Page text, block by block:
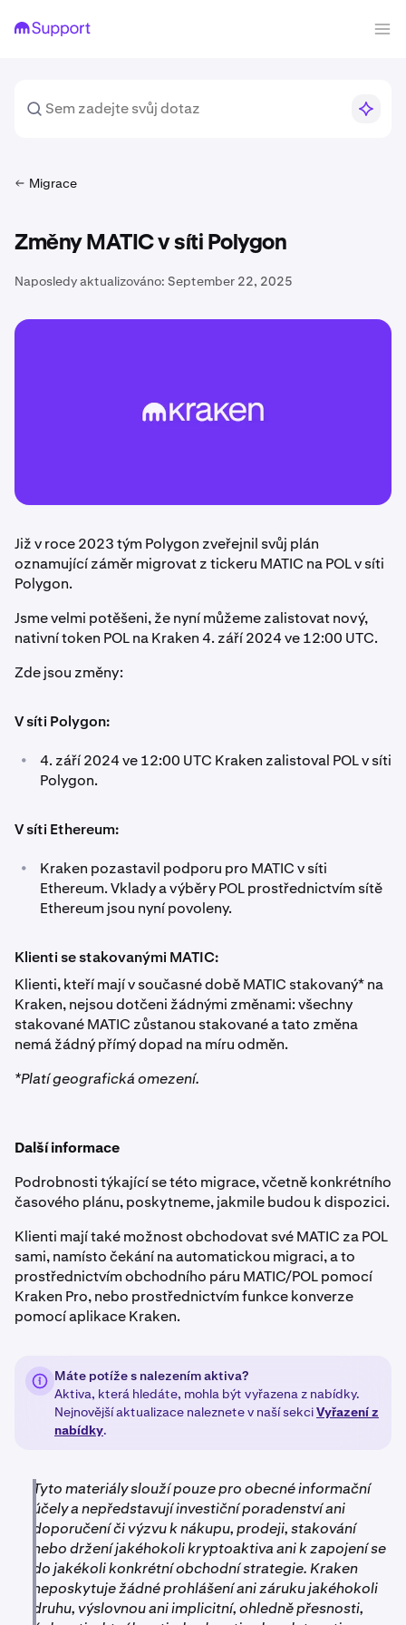
Migrace
Změny MATIC v síti Polygon
Naposledy aktualizováno: September 22, 2025
Již v roce 2023 tým Polygon zveřejnil svůj plán
oznamující záměr migrovat z tickeru MATIC na POL v síti
Polygon.
Jsme velmi potěšeni, že nyní můžeme zalistovat nový,
nativní token POL na Kraken 4. září 2024 ve 12:00 UTC.
Zde jsou změny:
V síti Polygon:
•
4. září 2024 ve 12:00 UTC Kraken zalistoval POL v síti
Polygon.
V síti Ethereum:
•
Kraken pozastavil podporu pro MATIC v síti
Ethereum. Vklady a výběry POL prostřednictvím sítě
Ethereum jsou nyní povoleny.
Klienti se stakovanými MATIC:
Klienti, kteří mají v současné době MATIC stakovaný* na
Kraken, nejsou dotčeni žádnými změnami: všechny
stakované MATIC zůstanou stakované a tato změna
nemá žádný přímý dopad na míru odměn.
*Platí geografická omezení.
Další informace
Podrobnosti týkající se této migrace, včetně konkrétního
časového plánu, poskytneme, jakmile budou k dispozici.
Klienti mají také možnost obchodovat své MATIC za POL
sami, namísto čekání na automatickou migraci, a to
prostřednictvím obchodního páru MATIC/POL pomocí
Kraken Pro, nebo prostřednictvím funkce konverze
pomocí aplikace Kraken.
Máte potíže s nalezením aktiva?
Aktiva, která hledáte, mohla být vyřazena z nabídky.
Nejnovější aktualizace naleznete v naší sekciVyřazení z
nabídky.
Tyto materiály slouží pouze pro obecné informační
účely a nepředstavují investiční poradenství ani
doporučení či výzvu k nákupu, prodeji, stakování
nebo držení jakéhokoli kryptoaktiva ani k zapojení se
do jakékoli konkrétní obchodní strategie. Kraken
neposkytuje žádné prohlášení ani záruku jakéhokoli
druhu, výslovnou ani implicitní, ohledně přesnosti,